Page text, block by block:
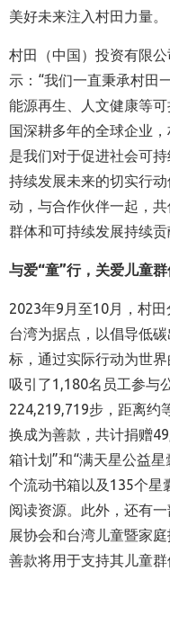
美好未来注入村田力量。
村田（中国）投资有限
示：“我们一直秉承村田
能源再生、人文健康等
国深耕多年的全球企业
是我们对于促进社会可
持续发展未来的切实行
动，与合作伙伴一起，
群体和可持续发展持续
与爱“童”行，关爱儿童
2023年9月至10月，村田
台湾为据点，以倡导低
标，通过实际行动为世
吸引了1,180名员工参与
224,219,719步，距离约
换成为善款，共计捐赠
箱计划”和“满天星公益
个流动书箱以及135个星
阅读资源。此外，还有
展协会和台湾儿童暨家
善款将用于支持其儿童群